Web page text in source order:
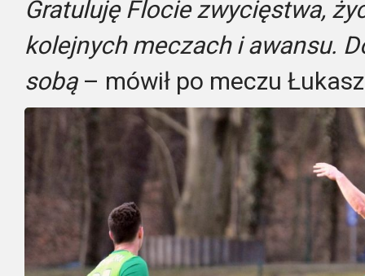
Gratuluję Flocie zwycięstwa,
kolejnych meczach i awansu.
sobą– mówił po meczu